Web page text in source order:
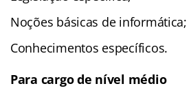
Noções básicas de informática;
Conhecimentos específicos.
Para cargo de nível médio